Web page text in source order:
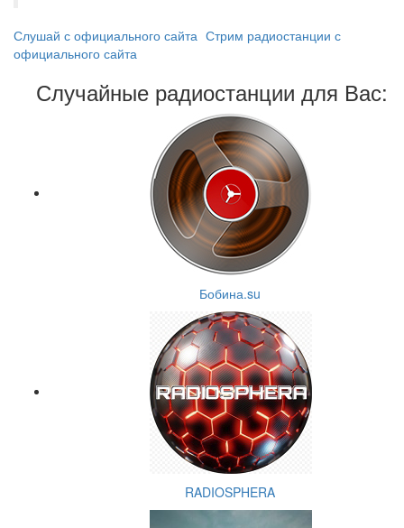
Слушай с официального сайта Стрим радиостанции с
официального сайта
Случайные радиостанции для Вас:
Бобина.su
RADIOSPHERA